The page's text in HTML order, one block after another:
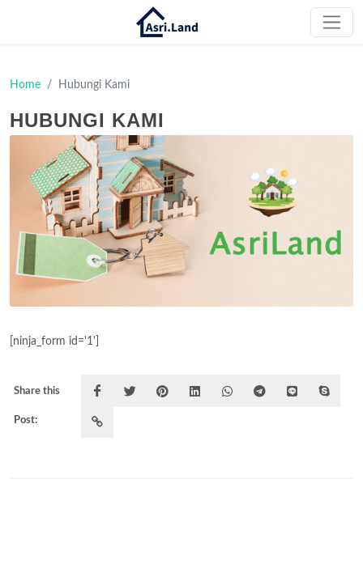
Home Hubungi Kami
HUBUNGI KAMI
[ninja_form id='1']
Share this
Post: